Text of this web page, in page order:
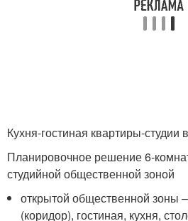
Кухня-гостиная квартиры-студии
Планировочное решение 6-
студийной общественной зоной
открытой общественной зоны
(коридор), гостиная, кухня,